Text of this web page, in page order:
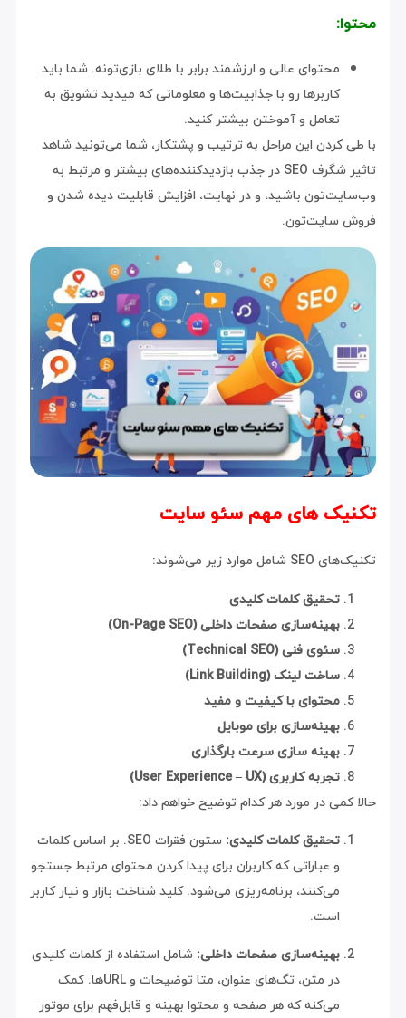
محتوا:
محتوای عالی و ارزشمند برابر با طلای بازی‌تونه. شما باید
کاربرها رو با جذابیت‌ها و معلوماتی که میدید تشویق به
تعامل و آموختن بیشتر کنید.
با طی کردن این مراحل به ترتیب و پشتکار، شما می‌تونید شاهد
تاثیر شگرف SEO در جذب بازدیدکننده‌های بیشتر و مرتبط به
وب‌سایت‌تون باشید، و در نهایت، افزایش قابلیت دیده شدن و
فروش سایت‌تون.
تکنیک های مهم سئو سایت
تکنیک‌های SEO شامل موارد زیر می‌شوند:
تحقیق کلمات کلیدی
بهینه‌سازی صفحات داخلی (On-Page SEO)
سئوی فنی (Technical SEO)
ساخت لینک (Link Building)
محتوای با کیفیت و مفید
بهینه‌سازی برای موبایل
بهینه سازی سرعت بارگذاری
تجربه کاربری (User Experience – UX)
حالا کمی در مورد هر کدام توضیح خواهم داد:
تحقیق کلمات کلیدی:
ستون فقرات SEO. بر اساس کلمات
و عباراتی که کاربران برای پیدا کردن محتوای مرتبط جستجو
می‌کنند، برنامه‌ریزی می‌شود. کلید شناخت بازار و نیاز کاربر
است.
بهینه‌سازی صفحات داخلی: شامل استفاده از کلمات کلیدی
در متن، تگ‌های عنوان، متا توضیحات و URL‌ها. کمک
می‌کنه که هر صفحه و محتوا بهینه و قابل‌فهم برای موتور